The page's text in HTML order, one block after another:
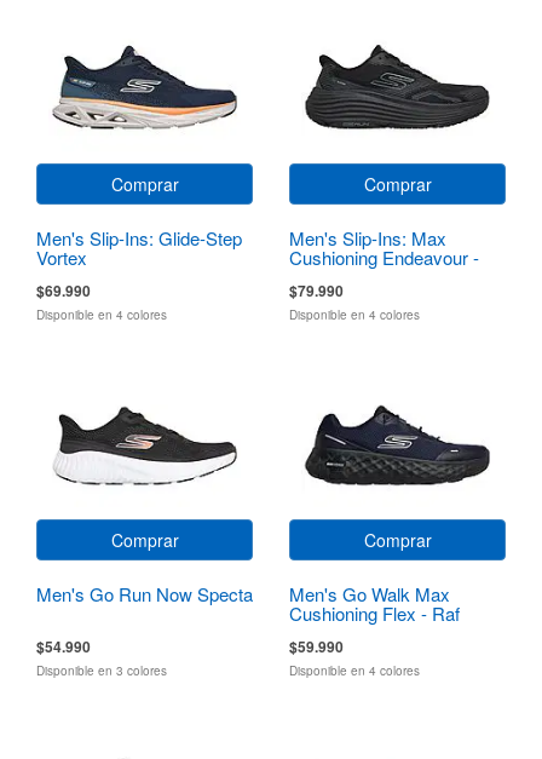
Comprar
Men's Slip-Ins: Glide-Step
Vortex
$69.990
Disponible en 4 colores
Comprar
Men's Slip-Ins: Max
Cushioning Endeavour -
$79.990
Disponible en 4 colores
Comprar
Men's Go Run Now Specta
$54.990
Disponible en 3 colores
Comprar
Men's Go Walk Max
Cushioning Flex - Raf
$59.990
Disponible en 4 colores